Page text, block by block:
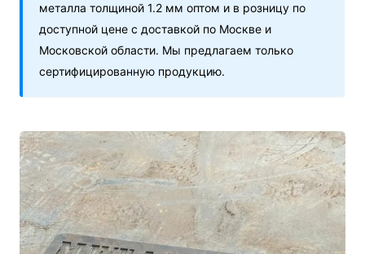
металла толщиной 1.2 мм оптом и в розницу по
доступной цене с доставкой по Москве и
Московской области. Мы предлагаем только
сертифицированную продукцию.